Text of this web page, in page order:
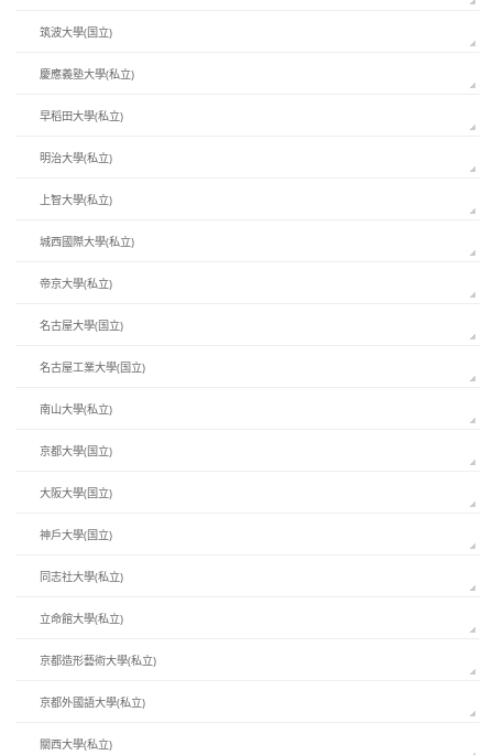
筑波大學(国立)
慶應義塾大學(私立)
早稻田大學(私立)
明治大學(私立)
上智大學(私立)
城西國際大學(私立)
帝京大學(私立)
名古屋大學(国立)
名古屋工業大學(国立)
南山大學(私立)
京都大學(国立)
大阪大學(国立)
神戶大學(国立)
同志社大學(私立)
立命館大學(私立)
京都造形藝術大學(私立)
京都外國語大學(私立)
關西大學(私立)